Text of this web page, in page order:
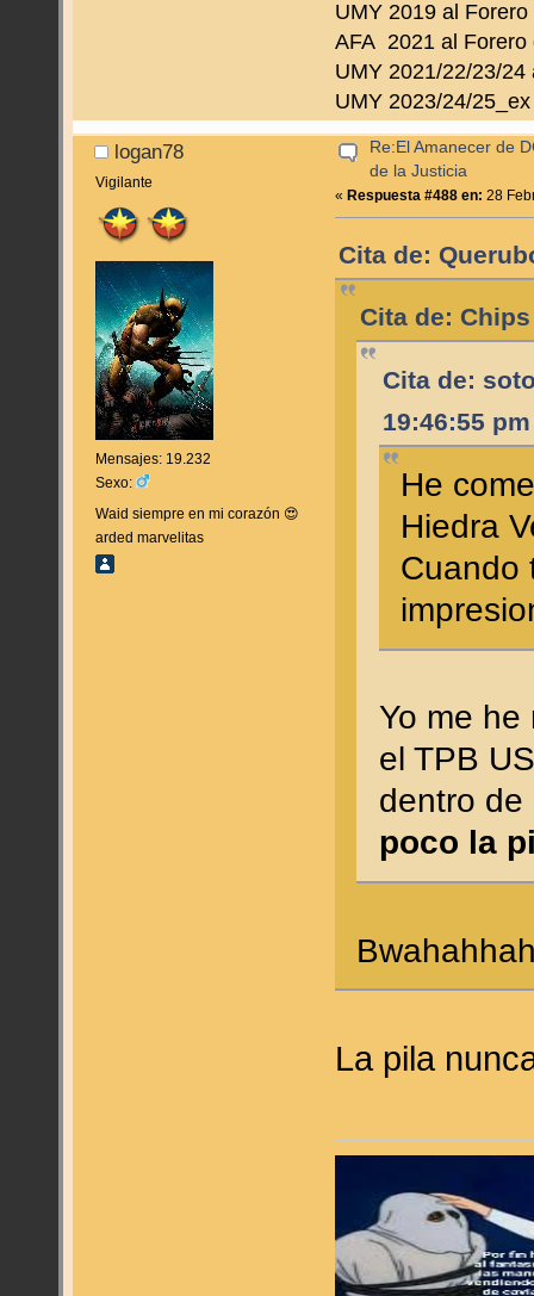
UMY 2019 al
AFA 2021 al Forero
UMY 2021/22/23/
UMY 2023/24/
logan78
Vigilante
Mensajes: 19.232
Sexo:
Waid siempre en mi corazón 😍
arded marvelitas
Re:El Amanecer de
de la Justicia
«Respuesta #488 en: 28
Cita de:
Cita de:
Cita de:
19:46:55 pm
He
Hiedra
Cuando
Yo me he
el TPB
dentro
poco la
La pila